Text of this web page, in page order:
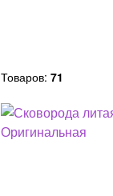
Товаров: 71